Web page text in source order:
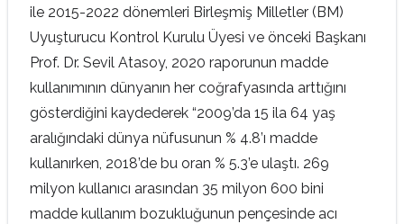
ile 2015-2022 dönemleri Birleşmiş Milletler (BM)
Uyuşturucu Kontrol Kurulu Üyesi ve önceki Başkanı
Prof. Dr. Sevil Atasoy, 2020 raporunun madde
kullanımının dünyanın her coğrafyasında arttığını
gösterdiğini kaydederek “2009’da 15 ila 64 yaş
aralığındaki dünya nüfusunun % 4.8’ı madde
kullanırken, 2018’de bu oran % 5.3’e ulaştı. 269
milyon kullanıcı arasından 35 milyon 600 bini
madde kullanım bozukluğunun pençesinde acı